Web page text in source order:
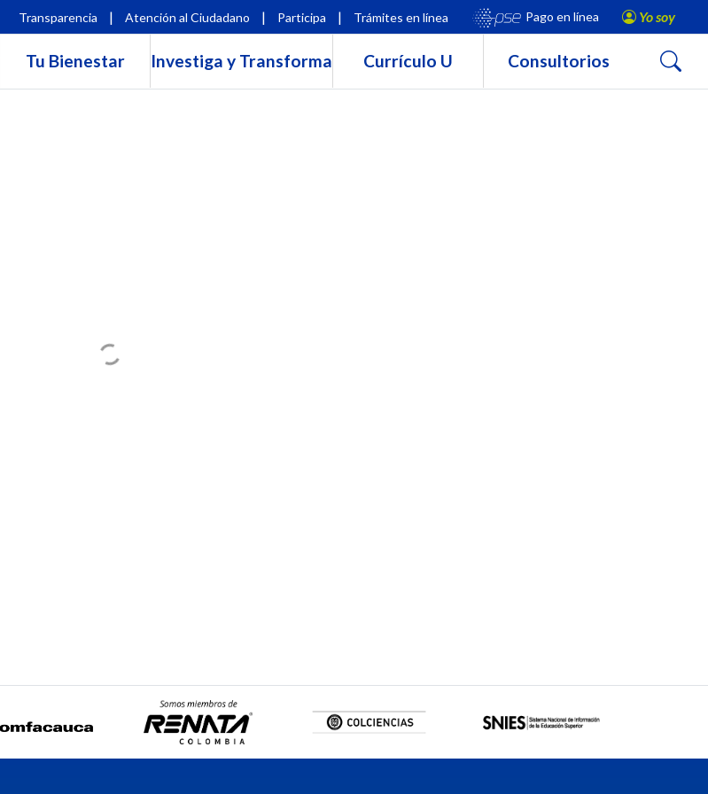
Transparencia | Atención al Ciudadano | Participa | Trámites en línea Pago en línea Yo soy
Tu Bienestar Investiga y Transforma Currículo U Consultorios Buscar